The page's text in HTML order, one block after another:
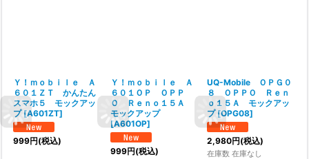
Ｙ！ｍｏｂｉｌｅ Ａ
６０１ＺＴ かんたん
スマホ５ モックアッ
プ [A601ZT]
999円(税込)
Ｙ！ｍｏｂｉｌｅ Ａ
６０１ＯＰ ＯＰＰ
Ｏ Ｒｅｎｏ１５Ａ
モックアップ
[A601OP]
999円(税込)
UQ-Mobile ＯＰＧ０
８ ＯＰＰＯ Ｒｅｎ
ｏ１５Ａ モックアッ
プ [OPG08]
2,980円(税込)
在庫数 在庫なし